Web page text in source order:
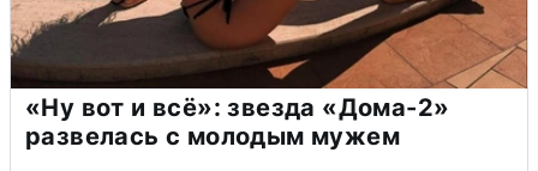
«Ну вот и всё»: звезда «Дома-2»
развелась с молодым мужем